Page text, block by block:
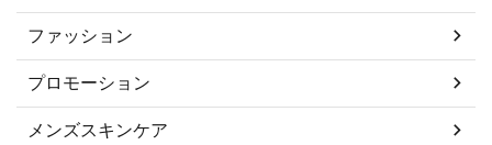
ファッション
プロモーション
メンズスキンケア